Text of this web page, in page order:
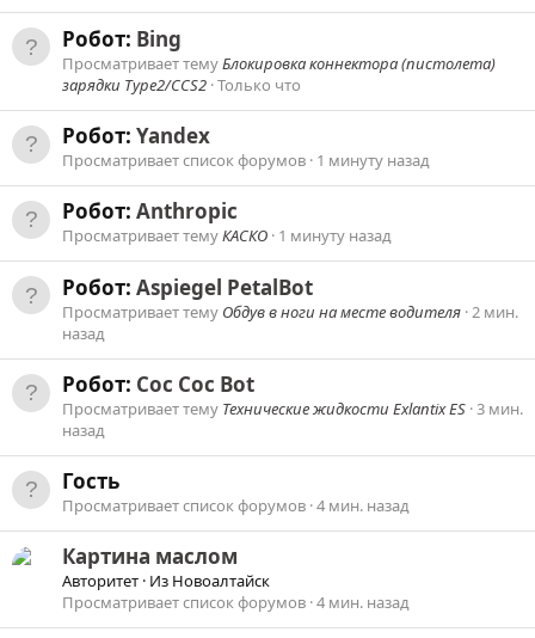
Робот: Bing
Просматривает темуБлокировка коннектора (пистолета)
зарядки Type2/CCS2 Только что
Робот: Yandex
Просматривает список форумов 1 минуту назад
Робот: Anthropic
Просматривает темуКАСКО 1 минуту назад
Робот: Aspiegel PetalBot
Просматривает тему Обдув в ноги на месте водителя 2 мин.
назад
Робот: Coc Coc Bot
Просматривает тему Технические жидкости Exlantix ES 3 мин.
назад
Гость
Просматривает список форумов 4 мин. назад
Картина маслом
Авторитет · Из Новоалтайск
Просматривает список форумов 4 мин. назад